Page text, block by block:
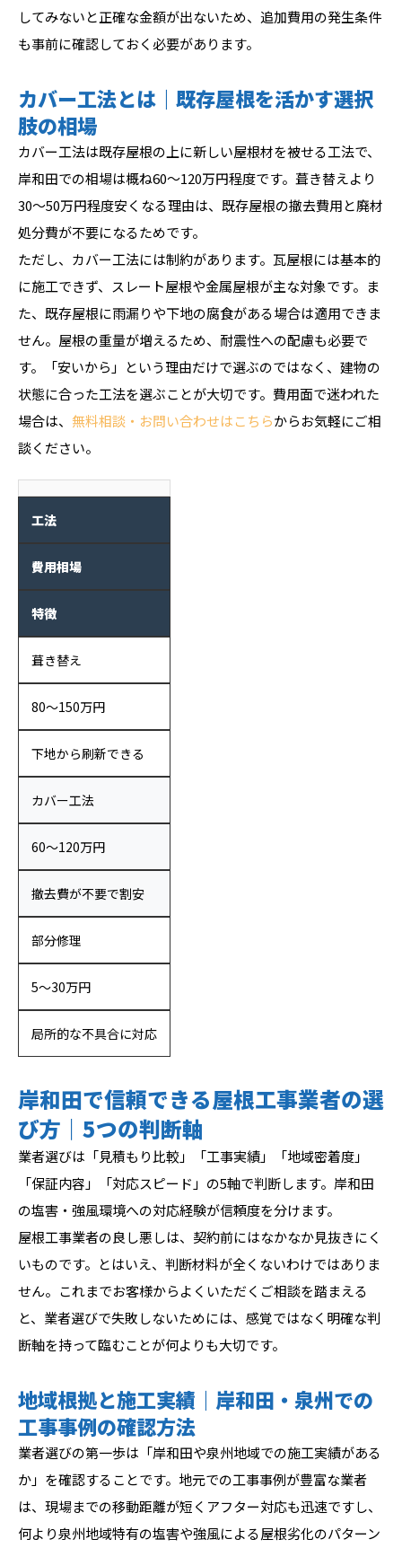
してみないと正確な金額が出ないため、追加費用の発生条件
も事前に確認しておく必要があります。
カバー工法とは｜既存屋根を活かす選択
肢の相場
カバー工法は既存屋根の上に新しい屋根材を被せる工法で、
岸和田での相場は概ね60〜120万円程度です。葺き替えより
30〜50万円程度安くなる理由は、既存屋根の撤去費用と廃材
処分費が不要になるためです。
ただし、カバー工法には制約があります。瓦屋根には基本的
に施工できず、スレート屋根や金属屋根が主な対象です。ま
た、既存屋根に雨漏りや下地の腐食がある場合は適用できま
せん。屋根の重量が増えるため、耐震性への配慮も必要で
す。「安いから」という理由だけで選ぶのではなく、建物の
状態に合った工法を選ぶことが大切です。費用面で迷われた
場合は、 無料相談・お問い合わせはこちらからお気軽にご相
談ください。
工法
費用相場
特徴
葺き替え
80〜150万円
下地から刷新できる
カバー工法
60〜120万円
撤去費が不要で割安
部分修理
5〜30万円
局所的な不具合に対応
岸和田で信頼できる屋根工事業者の選
び方｜5つの判断軸
業者選びは「見積もり比較」「工事実績」「地域密着度」
「保証内容」「対応スピード」の5軸で判断します。岸和田
の塩害・強風環境への対応経験が信頼度を分けます。
屋根工事業者の良し悪しは、契約前にはなかなか見抜きにく
いものです。とはいえ、判断材料が全くないわけではありま
せん。これまでお客様からよくいただくご相談を踏まえる
と、業者選びで失敗しないためには、感覚ではなく明確な判
断軸を持って臨むことが何よりも大切です。
地域根拠と施工実績｜岸和田・泉州での
工事事例の確認方法
業者選びの第一歩は「岸和田や泉州地域での施工実績がある
か」を確認することです。地元での工事事例が豊富な業者
は、現場までの移動距離が短くアフター対応も迅速ですし、
何より泉州地域特有の塩害や強風による屋根劣化のパターン